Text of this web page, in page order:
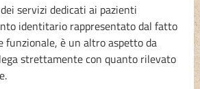
servizi dedicati ai pazienti
identitario rappresentato dal fatto
è un altro aspetto da
strettamente con quanto rilevato